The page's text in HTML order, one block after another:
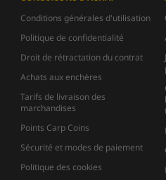
Conditions générales d'utilisation
Politique de confidentialité
Droit de rétractation du contrat
Achats aux enchères
Tarifs de livraison des
marchandises
Points Carp Coins
Sécurité et modes de paiement
Politique des cookies